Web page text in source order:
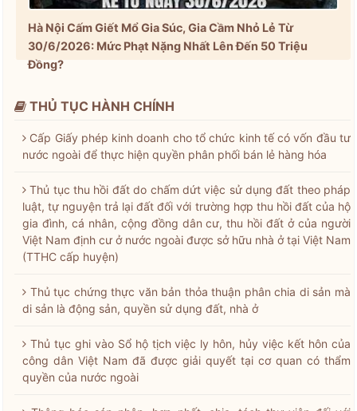
Hà Nội Cấm Giết Mổ Gia Súc, Gia Cầm Nhỏ Lẻ Từ
30/6/2026: Mức Phạt Nặng Nhất Lên Đến 50 Triệu
Đồng?
THỦ TỤC HÀNH CHÍNH
Cấp Giấy phép kinh doanh cho tổ chức kinh tế có vốn đầu tư
nước ngoài để thực hiện quyền phân phối bán lẻ hàng hóa
Thủ tục thu hồi đất do chấm dứt việc sử dụng đất theo pháp
luật, tự nguyện trả lại đất đối với trường hợp thu hồi đất của hộ
gia đình, cá nhân, cộng đồng dân cư, thu hồi đất ở của người
Việt Nam định cư ở nước ngoài được sở hữu nhà ở tại Việt Nam
(TTHC cấp huyện)
Thủ tục chứng thực văn bản thỏa thuận phân chia di sản mà
di sản là động sản, quyền sử dụng đất, nhà ở
Thủ tục ghi vào Sổ hộ tịch việc ly hôn, hủy việc kết hôn của
công dân Việt Nam đã được giải quyết tại cơ quan có thẩm
quyền của nước ngoài